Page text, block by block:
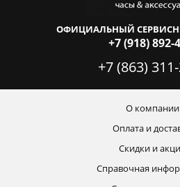
ОФИЦИАЛЬНЫЙ
+7 (918) 892-
+7 (863)
О компании
Оплата и
Скидки и
Справочная